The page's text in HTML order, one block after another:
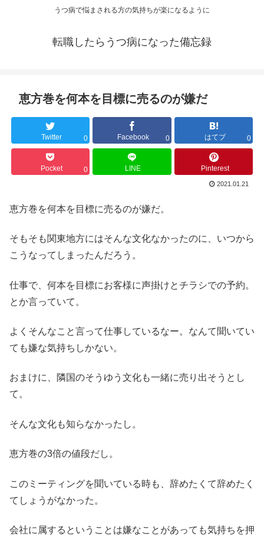
うつ病で悩まされる方の気持ちが楽になるように
転職したらうつ病になった備忘録
恵方巻を何本を目標に売るのが嫌だ
Twitter 0 Facebook 0 はてブ 0
Pocket 0 LINE Pinterest
2021.01.21
恵方巻を何本を目標に売るのが嫌だ。
そもそも関東地方にはそんな文化なかったのに、いつから
こうなってしまったんだろう。
仕事で、何本を目標にお客様に声掛けとチラシでの予約。
とか言っていて。
よくそんなこと言って仕事しているなー。なんて聞いてい
ても嫌な気持ちしかない。
おまけに、隣国のそうゆう文化も一緒に売り出そうとし
て。
そんな文化も知らなかったし。
恵方巻の3倍の値段だし。
このミーティングを聞いている時も、辞めたくて辞めたく
てしょうがなかった。
会社に属するということは嫌なことがあっても気持ちを押